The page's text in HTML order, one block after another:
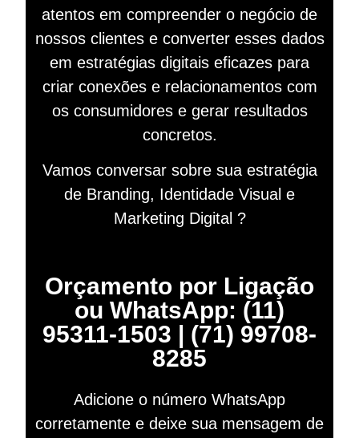
atentos em compreender o negócio de
nossos clientes e converter esses dados
em estratégias digitais eficazes para
criar conexões e relacionamentos com
os consumidores e gerar resultados
concretos.
Vamos conversar sobre sua estratégia
de Branding, Identidade Visual e
Marketing Digital ?
Orçamento por Ligação
ou WhatsApp: (11)
95311-1503 | (71) 99708-
8285
Adicione o número WhatsApp
corretamente e deixe sua mensagem de